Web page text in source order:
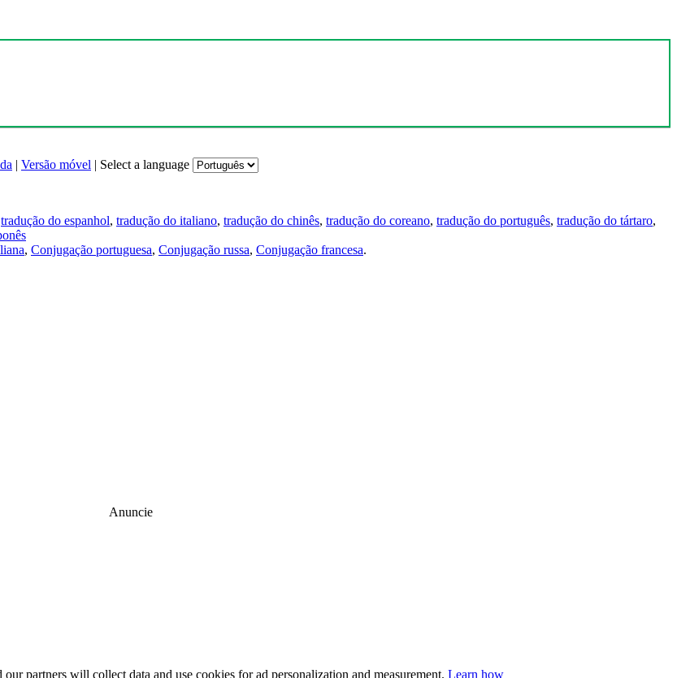
| Versão móvel | Select a language
tradução do espanhol, tradução do italiano, tradução do chinês, tradução do coreano, tradução do português, tradução do tártaro,
, Conjugação portuguesa, Conjugação russa, Conjugação francesa.
Anuncie
partners will collect data and use cookies for ad personalization and measurement. Learn how